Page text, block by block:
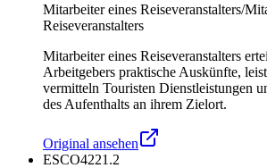
Mitarbeiter eines Reiseveranstalters/
Reiseveranstalters
Mitarbeiter eines Reiseveranstalters
Arbeitgebers praktische Auskünfte,
vermitteln Touristen Dienstleistungen
des Aufenthalts an ihrem Zielort.
Original ansehen
ESCO4221.2